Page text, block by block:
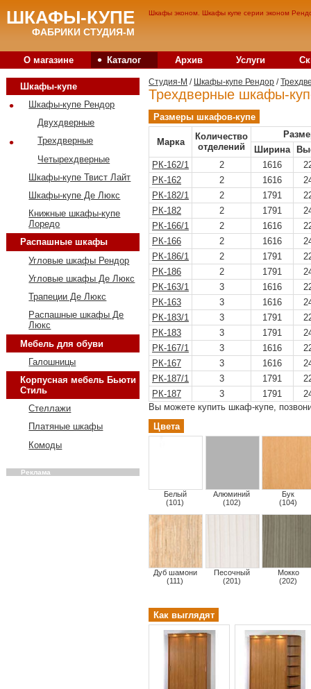
Шкафы эконом. Шкафы купе серии эконом
ШКАФЫ-КУПЕ
ФАБРИКИ СТУДИЯ-М
О магазине • Каталог Архив Услуги
Студия-M / Шкафы-купе Рендор /
Трехдверные шкафы-
Размеры шкафов-купе
Марка
Количество
отделений
Ширина
РК-162/1
2 1616
РК-162
2 1616
РК-182/1
2 1791
РК-182
2 1791
РК-166/1
2 1616
РК-166
2 1616
РК-186/1
2 1791
РК-186
2 1791
РК-163/1
3 1616
РК-163
3 1616
РК-183/1
3 1791
РК-183
3 1791
РК-167/1
3 1616
РК-167
3 1616
РК-187/1
3 1791
РК-187
3 1791
Вы можете купить шкаф-купе,
Цвета
Белый
(101)
Алюминий
(102)
Бук
(104)
Дуб шамони
(111)
Песочный
(201)
Мокко
(202)
Как выглядят
Шкафы-купе
Шкафы-купе Рендор
•
Двухдверные
Трехдверные
•
Четырехдверные
Шкафы-купе Твист Лайт
Шкафы-купе Де Люкс
Книжные шкафы-купе
Лоредо
Распашные шкафы
Угловые шкафы Рендор
Угловые шкафы Де Люкс
Трапеции Де Люкс
Распашные шкафы Де
Люкс
Мебель для обуви
Галошницы
Корпусная мебель Бьюти
Стиль
Стеллажи
Платяные шкафы
Комоды
Реклама